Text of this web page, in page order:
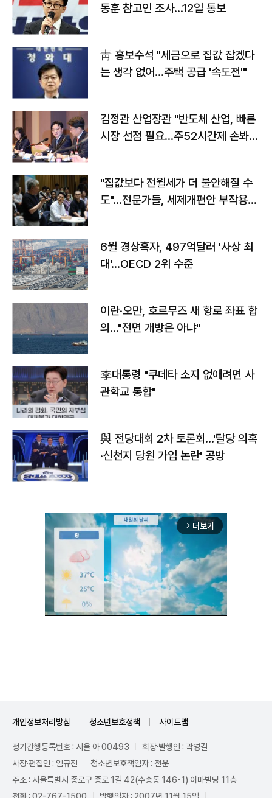
동훈 참고인 조사...12일 통보
靑 홍보수석 "세금으로 집값 잡겠다
는 생각 없어…주택 공급 '속도전'"
김정관 산업장관 "반도체 산업, 빠른
시장 선점 필요…주52시간제 손봐
"집값보다 전월세가 더 불안해질 수
도"…전문가들, 세제개편안 부작용
6월 경상흑자, 497억달러 '사상 최
대'…OECD 2위 수준
이란·오만, 호르무즈 새 항로 좌표 합
의…"전면 개방은 아냐"
李대통령 "쿠데타 소지 없애려면 사
관학교 통합"
與 전당대회 2차 토론회…'탈당 의혹
·신천지 당원 가입 논란' 공방
arrow_forward_ios 더보기
개인정보처리방침 청소년보호정책 사이트맵
정기간행등록번호 : 서울 아 00493
회장·발행인 : 곽영길
사장·편집인 : 임규진
청소년보호책임자 : 전운
주소 : 서울특별시 종로구 종로 1길 42(수송동 146-1) 이마빌딩 11층
전화 : 02-767-1500
발행일자 : 2007년 11월 15일